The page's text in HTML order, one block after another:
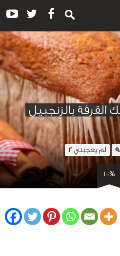
بالزنجبيل
لم يعجبني 2
100%